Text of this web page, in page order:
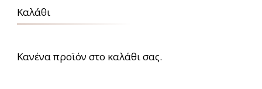
Καλάθι
Κανένα προϊόν στο καλάθι σας.